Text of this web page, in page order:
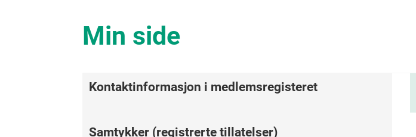
Min side
Kontaktinformasjon i medlemsregisteret
Samtykker (registrerte tillatelser)